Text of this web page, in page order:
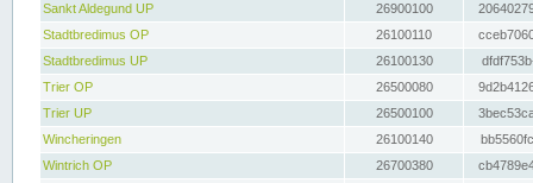
Sankt Aldegund UP
26900100
Stadtbredimus OP
26100110
Stadtbredimus UP
26100130
Trier OP
26500080
Trier UP
26500100
Wincheringen
26100140
Wintrich OP
26700380